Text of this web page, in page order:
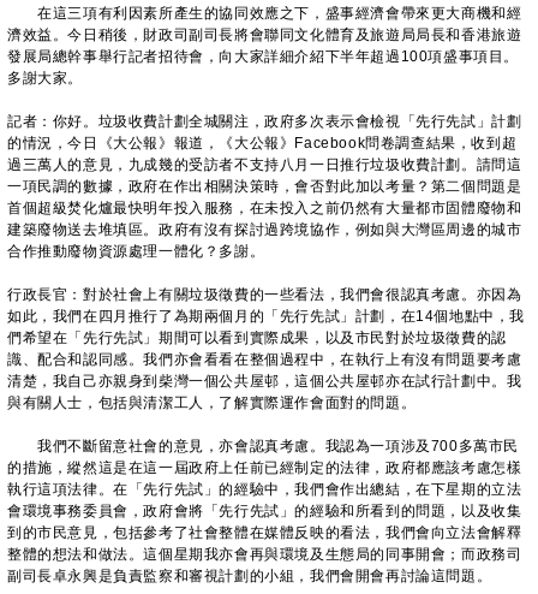
在這三項有利因素所產生的協同效應之下，盛事經濟會帶來更大商機和經
濟效益。今日稍後，財政司副司長將會聯同文化體育及旅遊局局長和香港旅遊
發展局總幹事舉行記者招待會，向大家詳細介紹下半年超過100項盛事項目。
多謝大家。
記者：你好。垃圾收費計劃全城關注，政府多次表示會檢視「先行先試」計劃
的情況，今日《大公報》報道，《大公報》Facebook問卷調查結果，收到超
過三萬人的意見，九成幾的受訪者不支持八月一日推行垃圾收費計劃。請問這
一項民調的數據，政府在作出相關決策時，會否對此加以考量？第二個問題是
首個超級焚化爐最快明年投入服務，在未投入之前仍然有大量都市固體廢物和
建築廢物送去堆填區。政府有沒有探討過跨境協作，例如與大灣區周邊的城市
合作推動廢物資源處理一體化？多謝。
行政長官：對於社會上有關垃圾徵費的一些看法，我們會很認真考慮。亦因為
如此，我們在四月推行了為期兩個月的「先行先試」計劃，在14個地點中，我
們希望在「先行先試」期間可以看到實際成果，以及市民對於垃圾徵費的認
識、配合和認同感。我們亦會看看在整個過程中，在執行上有沒有問題要考慮
清楚，我自己亦親身到柴灣一個公共屋邨，這個公共屋邨亦在試行計劃中。我
與有關人士，包括與清潔工人，了解實際運作會面對的問題。
我們不斷留意社會的意見，亦會認真考慮。我認為一項涉及700多萬市民
的措施，縱然這是在這一屆政府上任前已經制定的法律，政府都應該考慮怎樣
執行這項法律。在「先行先試」的經驗中，我們會作出總結，在下星期的立法
會環境事務委員會，政府會將「先行先試」的經驗和所看到的問題，以及收集
到的市民意見，包括參考了社會整體在媒體反映的看法，我們會向立法會解釋
整體的想法和做法。這個星期我亦會再與環境及生態局的同事開會；而政務司
副司長卓永興是負責監察和審視計劃的小組，我們會開會再討論這問題。